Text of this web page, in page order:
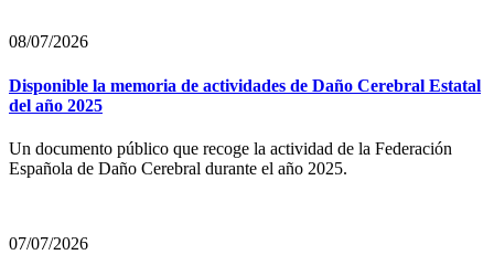
08/07/2026
Disponible la memoria de actividades de Daño Cerebral Estatal
del año 2025
Un documento público que recoge la actividad de la Federación
Española de Daño Cerebral durante el año 2025.
07/07/2026